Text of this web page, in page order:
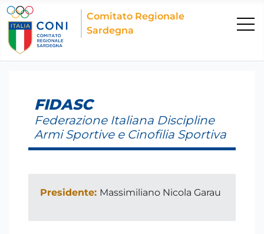
Comitato Regionale
Sardegna
FIDASC
Federazione Italiana Discipline
Armi Sportive e Cinofilia Sportiva
Presidente: Massimiliano Nicola Garau